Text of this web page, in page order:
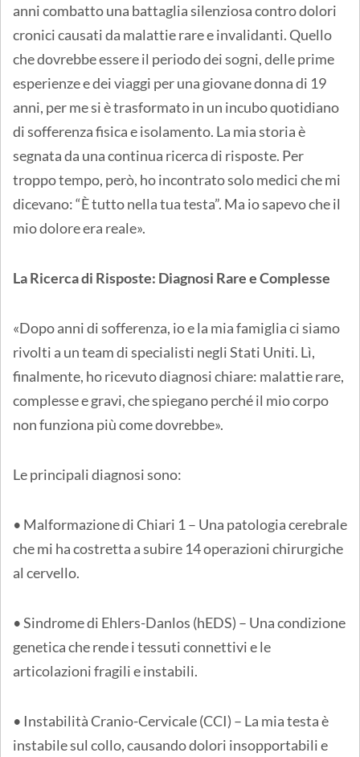
anni combatto una battaglia silenziosa contro dolori
cronici causati da malattie rare e invalidanti. Quello
che dovrebbe essere il periodo dei sogni, delle prime
esperienze e dei viaggi per una giovane donna di 19
anni, per me si è trasformato in un incubo quotidiano
di sofferenza fisica e isolamento. La mia storia è
segnata da una continua ricerca di risposte. Per
troppo tempo, però, ho incontrato solo medici che mi
dicevano: “È tutto nella tua testa”. Ma io sapevo che il
mio dolore era reale».
La Ricerca di Risposte: Diagnosi Rare e Complesse
«Dopo anni di sofferenza, io e la mia famiglia ci siamo
rivolti a un team di specialisti negli Stati Uniti. Lì,
finalmente, ho ricevuto diagnosi chiare: malattie rare,
complesse e gravi, che spiegano perché il mio corpo
non funziona più come dovrebbe».
Le principali diagnosi sono:
• Malformazione di Chiari 1 – Una patologia cerebrale
che mi ha costretta a subire 14 operazioni chirurgiche
al cervello.
• Sindrome di Ehlers-Danlos (hEDS) – Una condizione
genetica che rende i tessuti connettivi e le
articolazioni fragili e instabili.
• Instabilità Cranio-Cervicale (CCI) – La mia testa è
instabile sul collo, causando dolori insopportabili e